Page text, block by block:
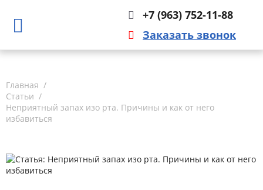
+7 (963) 752-11-88
Заказать звонок
Главная
Статьи
Неприятный запах изо рта. Причины и как от него
избавиться